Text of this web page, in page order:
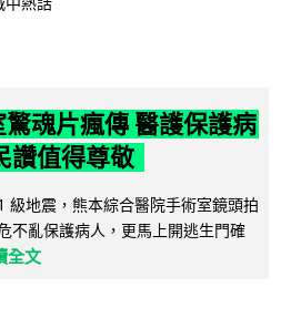
魂片瘋傳 醫護保護病
讚值得尊敬
級地震，熊本綜合醫院手術室鏡頭拍
不亂保護病人，更馬上開逃生門確
全文